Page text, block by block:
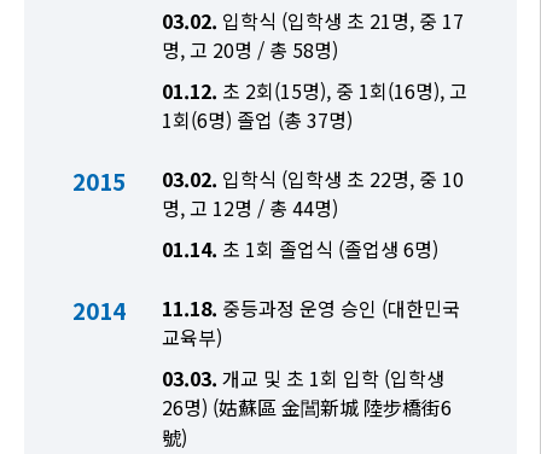
03.02. 입학식 (입학생 초 21명, 중 17
명, 고 20명 / 총 58명)
01.12. 초 2회(15명), 중 1회(16명), 고
1회(6명) 졸업 (총 37명)
2015 03.02. 입학식 (입학생 초 22명, 중 10
명, 고 12명 / 총 44명)
01.14. 초 1회 졸업식 (졸업생 6명)
2014 11.18. 중등과정 운영 승인 (대한민국
교육부)
03.03. 개교 및 초 1회 입학 (입학생
26명) (姑蘇區 金閶新城 陸步橋街6
號)